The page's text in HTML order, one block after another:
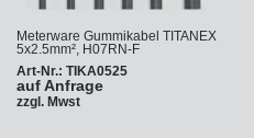
Meterware Gummikabel TITANEX
5x2.5mm², H07RN-F
Art-Nr.: TIKA0525
auf Anfrage
zzgl. Mwst